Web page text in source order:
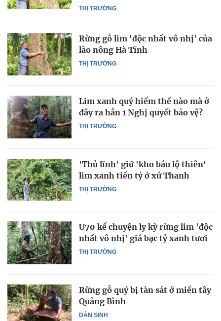
THỊ TRƯỜNG
THỊ TRƯỜNG
Rừng gỗ lim 'độc nhất vô nhị' của
lão nông Hà Tĩnh
THỊ TRƯỜNG
Lim xanh quý hiếm thế nào mà ở
đây ra hẳn 1 Nghị quyết bảo vệ?
THỊ TRƯỜNG
'Thủ lĩnh' giữ 'kho báu lộ thiên'
lim xanh tiền tỷ ở xứ Thanh
THỊ TRƯỜNG
U70 kể chuyện ly kỳ rừng lim 'độc
nhất vô nhị' giá bạc tỷ xanh tươi
DÂN SINH
Rừng gỗ quý bị tàn sát ở miền tây
Quảng Bình